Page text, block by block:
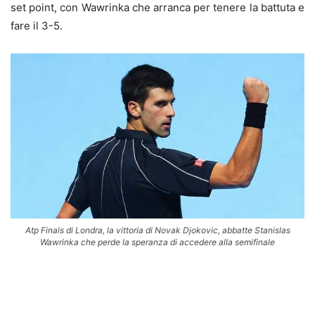
set point, con Wawrinka che arranca per tenere la battuta e
fare il 3-5.
Atp Finals di Londra, la vittoria di Novak Djokovic, abbatte Stanislas
Wawrinka che perde la speranza di accedere alla semifinale